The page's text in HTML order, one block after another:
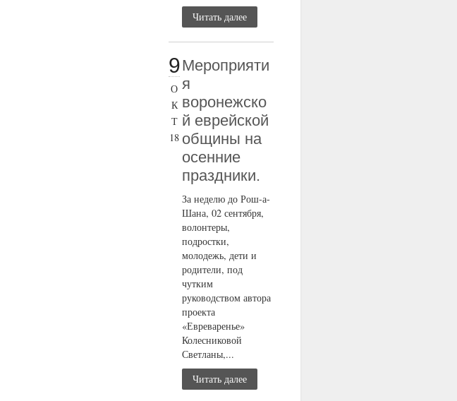
Читать далее
9
О
К
Т
18
Мероприяти
я
воронежско
й еврейской
общины на
осенние
праздники.
За неделю до Рош-а-
Шана, 02 сентября,
волонтеры,
подростки,
молодежь, дети и
родители, под
чутким
руководством автора
проекта
«Евреваренье»
Колесниковой
Светланы,...
Читать далее